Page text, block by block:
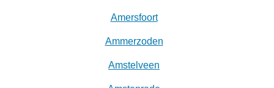
Amersfoort
Ammerzoden
Amstelveen